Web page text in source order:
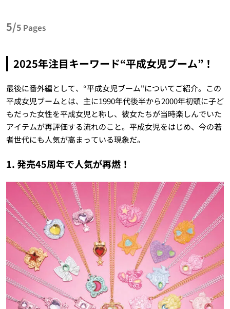
5/5 Pages
2025年注目キーワード“平成女児ブーム”！
最後に番外編として、“平成女児ブーム"についてご紹介。この
平成女児ブームとは、主に1990年代後半から2000年初頭に子ど
もだった女性を平成女児と称し、彼女たちが当時楽しんでいた
アイテムが再評価する流れのこと。平成女児をはじめ、今の若
者世代にも人気が高まっている現象だ。
1. 発売45周年で人気が再燃！